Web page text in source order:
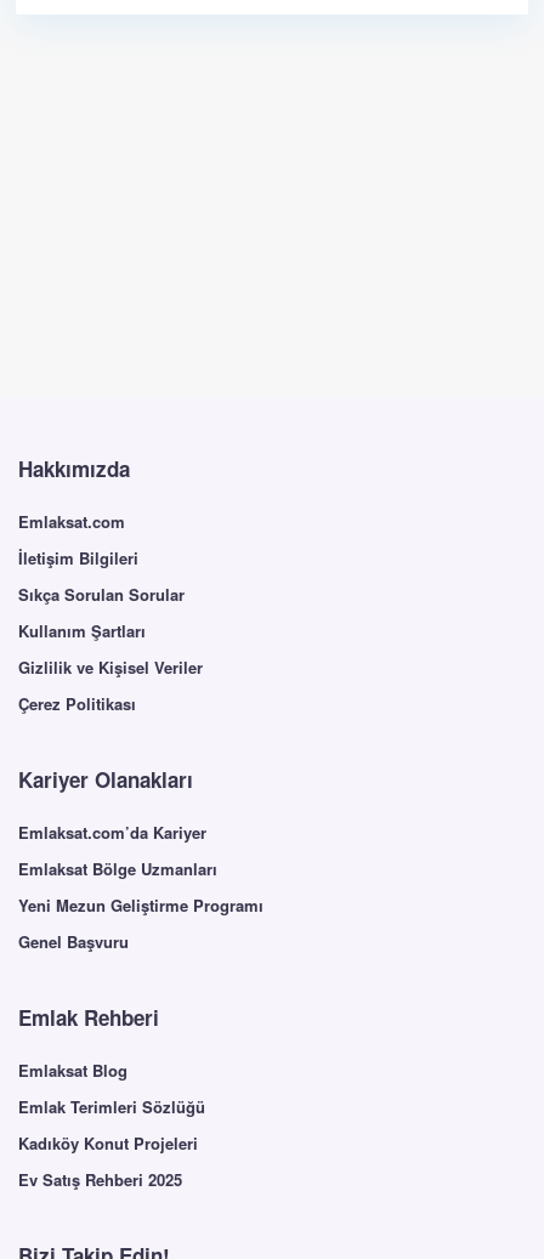
Hakkımızda
Emlaksat.com
İletişim Bilgileri
Sıkça Sorulan Sorular
Kullanım Şartları
Gizlilik ve Kişisel Veriler
Çerez Politikası
Kariyer Olanakları
Emlaksat.com’da Kariyer
Emlaksat Bölge Uzmanları
Yeni Mezun Geliştirme Programı
Genel Başvuru
Emlak Rehberi
Emlaksat Blog
Emlak Terimleri Sözlüğü
Kadıköy Konut Projeleri
Ev Satış Rehberi 2025